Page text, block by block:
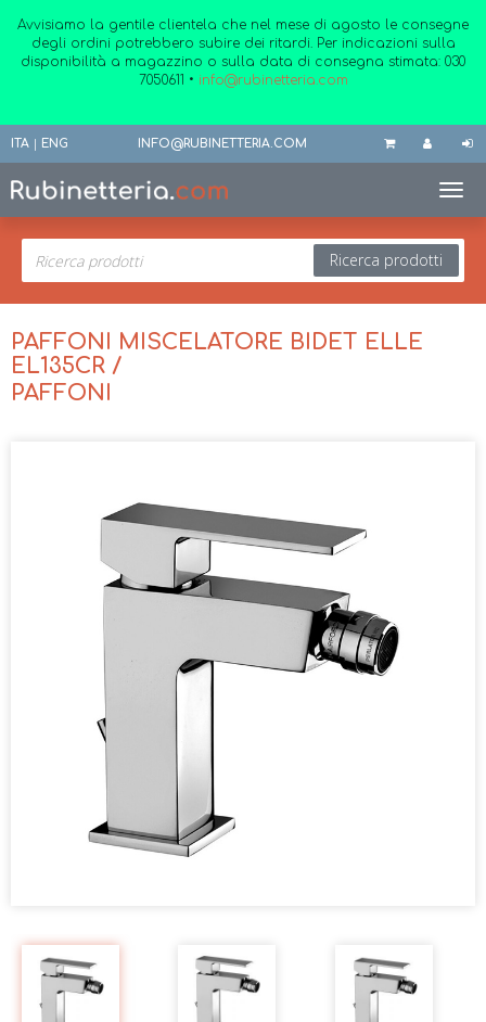
Avvisiamo la gentile clientela che nel mese di agosto le consegne
degli ordini potrebbero subire dei ritardi. Per indicazioni sulla
disponibilità a magazzino o sulla data di consegna stimata: 030
7050611 • info@rubinetteria.com
ITA | ENG INFO@RUBINETTERIA.COM
Ricerca prodotti
PAFFONI MISCELATORE BIDET ELLE
EL135CR /
PAFFONI